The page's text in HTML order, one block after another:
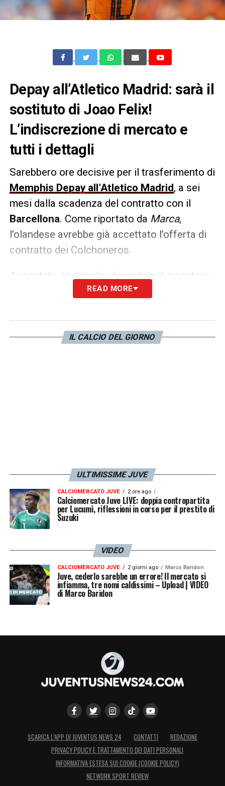
Depay all’Atletico Madrid: sarà il
sostituto di Joao Felix!
L’indiscrezione di mercato e
tutti i dettagli
Sarebbero ore decisive per il trasferimento di
Memphis Depay all’Atletico Madrid, a sei
mesi dalla scadenza del contratto con il
Barcellona. Come riportato da Marca,
l’olandese avrebbe già accettato l’offerta di
contratto dei Colchoneros.
Accostato anche alla Juventus
, il giocatore
sarebbe pronto a prendere il posto di
LA PLAYLIST DELLE NOSTRE TOP NEWS
READ MORE
IL CALCIO DEL GIORNO
ULTIMISSIME JUVE
CALCIOMERCATO JUVE 2 ore ago
Calciomercato Juve LIVE: doppia contropartita
per Lucumì, riflessioni in corso per il prestito di
Suzuki
VIDEO
CALCIOMERCATO JUVE 2 giorni ago Marco Baridon
Juve, cederlo sarebbe un errore! Il mercato si
infiamma, tre nomi caldissimi – Upload | VIDEO
di Marco Baridon
SCARICA L’APP DI JUVENTUS NEWS 24 CONTATTI
REDAZIONE
PRIVACY POLICY E TRATTAMENTO DEI DATI PERSONALI
INFORMATIVA ESTESA SUI COOKIE (COOKIE POLICY)
NETWORK SPORT REVIEW